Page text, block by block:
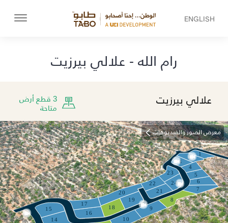
ENGLISH
رام الله - علالي بيرزيت
علالي بيرزيت 3 قطع أرض
متاحة
7
9
10
6
8
5
1
4
3
16
14
22 24
21
18
20
15
2
23
19
17
معرض الصور والفيديوهات